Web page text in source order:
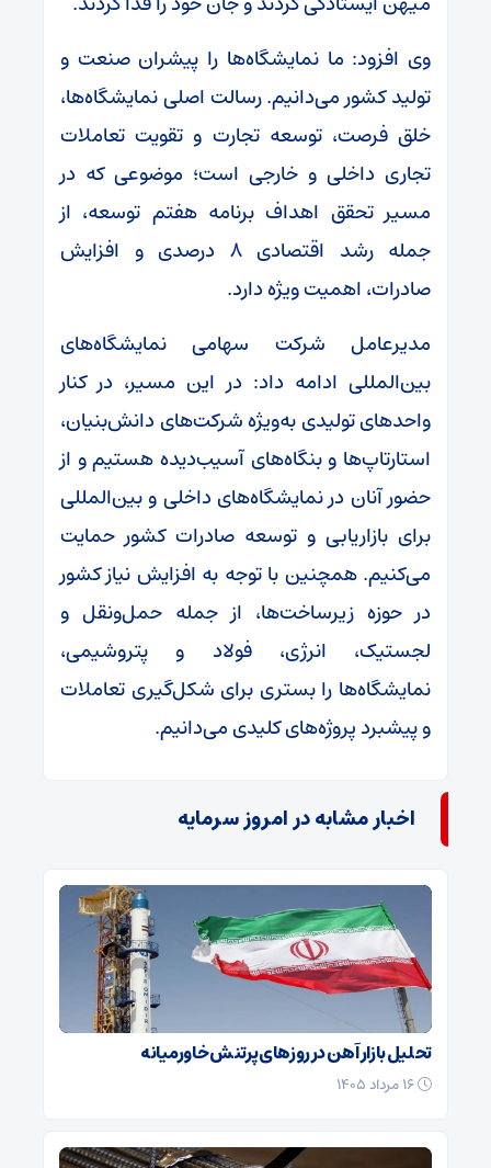
وی افزود: ما نمایشگاه‌ها را پیشران صنعت و
تولید کشور می‌دانیم. رسالت اصلی نمایشگاه‌ها،
خلق فرصت، توسعه تجارت و تقویت تعاملات
تجاری داخلی و خارجی است؛ موضوعی که در
مسیر تحقق اهداف برنامه هفتم توسعه، از
جمله رشد اقتصادی ۸ درصدی و افزایش
صادرات، اهمیت ویژه دارد.
مدیرعامل شرکت سهامی نمایشگاه‌های
بین‌المللی ادامه داد: در این مسیر، در کنار
واحد‌های تولیدی به‌ویژه شرکت‌های دانش‌بنیان،
استارتاپ‌ها و بنگاه‌های آسیب‌دیده هستیم و از
حضور آنان در نمایشگاه‌های داخلی و بین‌المللی
برای بازاریابی و توسعه صادرات کشور حمایت
می‌کنیم. همچنین با توجه به افزایش نیاز کشور
در حوزه زیرساخت‌ها، از جمله حمل‌ونقل و
لجستیک، انرژی، فولاد و پتروشیمی،
نمایشگاه‌ها را بستری برای شکل‌گیری تعاملات
و پیشبرد پروژه‌های کلیدی می‌دانیم.
اخبار مشابه در امروز سرمایه
تحلیل بازار آهن در روزهای پرتنش خاورمیانه